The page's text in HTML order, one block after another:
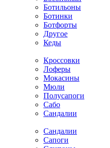
Ботильоны
Ботинки
Ботфорты
Другое
Кеды
Кроссовки
Лоферы
Мокасины
Мюли
Полусапоги
Сабо
Сандалии
Сандалии
Сапоги